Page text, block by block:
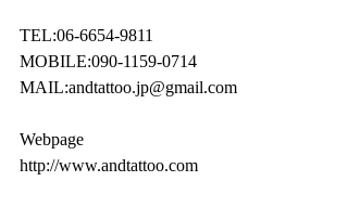
TEL:06-6654-9811
MOBILE:090-1159-0714
MAIL:andtattoo.jp@gmail.com
Webpage
http://www.andtattoo.com